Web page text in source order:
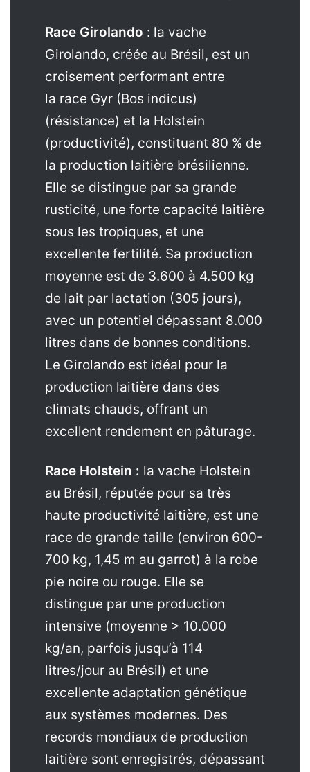
Race Girolando : la vache
Girolando, créée au Brésil, est un
croisement performant entre
la race Gyr (Bos indicus)
(résistance) et la Holstein
(productivité), constituant 80 % de
la production laitière brésilienne.
Elle se distingue par sa grande
rusticité, une forte capacité laitière
sous les tropiques, et une
excellente fertilité. Sa production
moyenne est de 3.600 à 4.500 kg
de lait par lactation (305 jours),
avec un potentiel dépassant 8.000
litres dans de bonnes conditions.
Le Girolando est idéal pour la
production laitière dans des
climats chauds, offrant un
excellent rendement en pâturage.
Race Holstein : la vache Holstein
au Brésil, réputée pour sa très
haute productivité laitière, est une
race de grande taille (environ 600-
700 kg, 1,45 m au garrot) à la robe
pie noire ou rouge. Elle se
distingue par une production
intensive (moyenne > 10.000
kg/an, parfois jusqu’à 114
litres/jour au Brésil) et une
excellente adaptation génétique
aux systèmes modernes. Des
records mondiaux de production
laitière sont enregistrés, dépassant